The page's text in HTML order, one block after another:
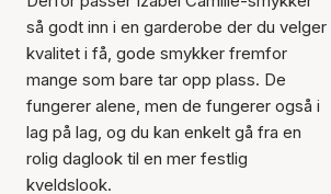
så godt inn i en garderobe der du velger
kvalitet i få, gode smykker fremfor
mange som bare tar opp plass. De
fungerer alene, men de fungerer også i
lag på lag, og du kan enkelt gå fra en
rolig daglook til en mer festlig
kveldslook.